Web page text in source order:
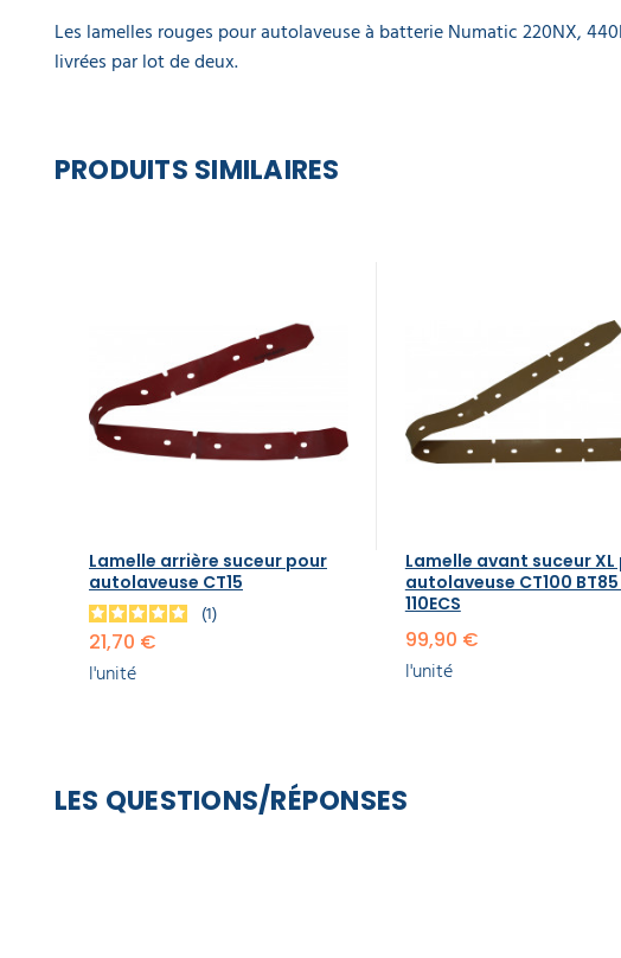
Les lamelles rouges pour autolaveuse à batterie Numatic 220NX,
livrées par lot de deux.
PRODUITS SIMILAIRES
Lamelle arrière suceur pour
autolaveuse CT15
1
21,70 €
l'unité
Lamelle avant suceur
autolaveuse CT100
110ECS
99,90 €
l'unité
LES QUESTIONS/RÉPONSES